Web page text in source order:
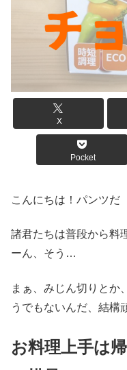
X
Pocket
こんにちは！パンツだ
諸君たちは普段から料
ーん、そう…
まぁ、みじん切りと
うでもないんだ、結
お料理上手は